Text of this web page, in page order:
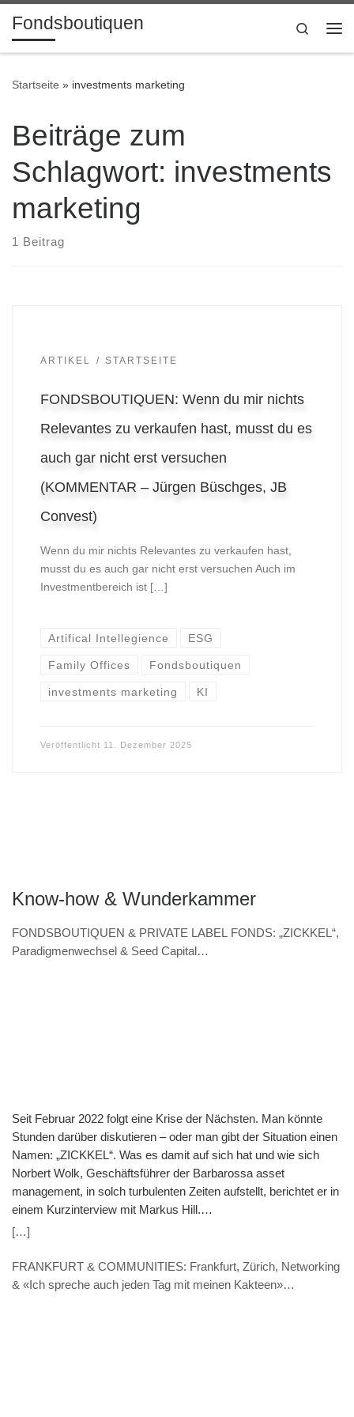
Zum Inhalt springen
Fondsboutiquen
Search
Startseite » investments marketing
Beiträge zum
Schlagwort: investments
marketing
1 Beitrag
ARTIKEL STARTSEITE
FONDSBOUTIQUEN: Wenn du mir nichts
Relevantes zu verkaufen hast, musst du es
auch gar nicht erst versuchen
(KOMMENTAR – Jürgen Büschges, JB
Convest)
Wenn du mir nichts Relevantes zu verkaufen hast,
musst du es auch gar nicht erst versuchen Auch im
Investmentbereich ist […]
Artifical Intellegience ESG
Family Offices Fondsboutiquen
investments marketing KI
Veröffentlicht 11. Dezember 2025
Know-how & Wunderkammer
FONDSBOUTIQUEN & PRIVATE LABEL FONDS: „ZICKKEL“,
Paradigmenwechsel & Seed Capital
Seit Februar 2022 folgt eine Krise der Nächsten. Man könnte
Stunden darüber diskutieren – oder man gibt der Situation einen
Namen: „ZICKKEL“. Was es damit auf sich hat und wie sich
Norbert Wolk, Geschäftsführer der Barbarossa asset
management, in solch turbulenten Zeiten aufstellt, berichtet er in
einem Kurzinterview mit Markus Hill.
(VERANSTALTUNGSHINWEIS: 7.11. 9.30 Uhr) Hill: „ZICKKEL“
steckt dahinter? Wolk: ZICKKEL nenne ich die Kombination aus
Zinsanstieg, Inflation, Corona, Krieg in der Ukraine,
[…]
FRANKFURT & COMMUNITIES: Frankfurt, Zürich, Networking
& «Ich spreche auch jeden Tag mit meinen Kakteen»